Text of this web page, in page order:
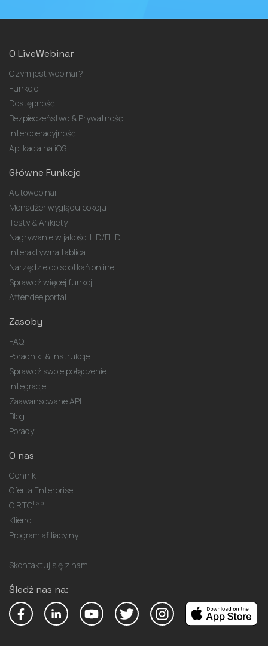
O LiveWebinar
Czym jest webinar?
Funkcje
Dostępność
Bezpieczeństwo & Prywatność
Interoperacyjność
Aplikacja na iOS
Główne Funkcje
Autowebinar
Menadżer wyglądu pokoju
Testy & Ankiety
Nagrywanie w jakości HD/FHD
Interaktywna tablica
Narzędzie do spotkań online
Sprawdź więcej funkcji...
Attendee portal
Zasoby
FAQ
Poradniki & Instrukcje
Sprawdź swoje połączenie
Integracje
Zaawansowane API
Blog
Porady
O nas
Cennik
Oferta Enterprise
O RTCLab
Klienci
Program afiliacyjny
Skontaktuj się z nami
Śledź nas na: